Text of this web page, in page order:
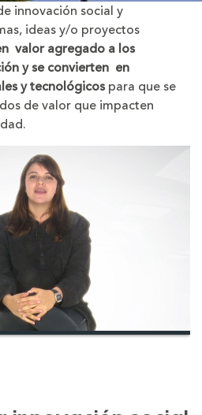
innovación social y
ideas y/o proyectos
valor agregado a los
y se convierten en
y tecnológicos para que se
de valor que impacten